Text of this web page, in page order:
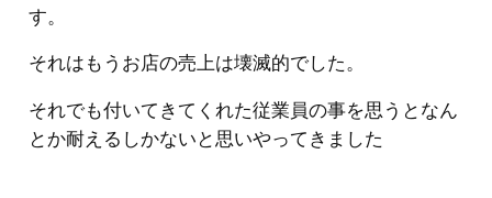
す。
それはもうお店の売上は壊滅的でした。
それでも付いてきてくれた従業員の事を思うとなん
とか耐えるしかないと思いやってきました